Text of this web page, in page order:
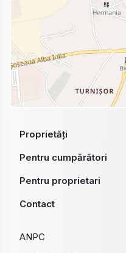
Proprietăți
Pentru cumpărători
Pentru proprietari
Contact
ANPC